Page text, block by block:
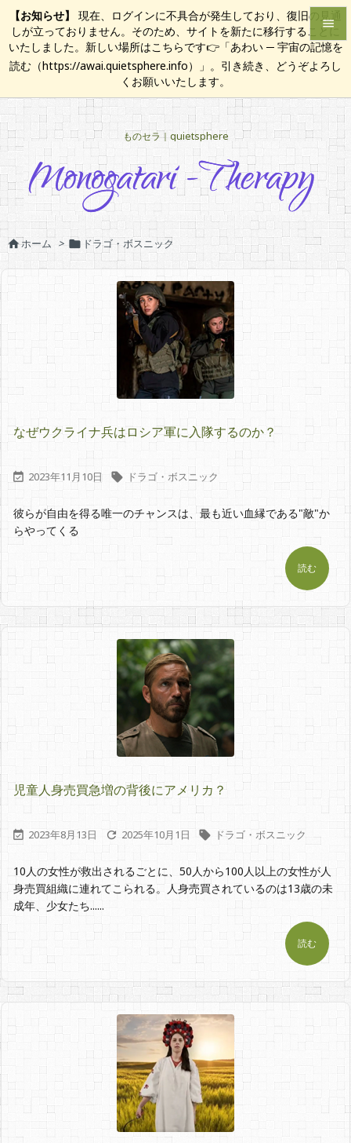
【お知らせ】
現在、ログインに不具合が発生しており、復旧の見通
しが立っておりません。そのため、サイトを新たに移行することに
いたしました。新しい場所はこちらです👉「あわい ─ 宇宙の記憶を
読む（https://awai.quietsphere.info）」。引き続き、どうぞよろし
くお願いいたします。
ものセラ｜quietsphere


メニュ

サイド


次へ

検索
ホーム >  ドラゴ・ボスニック
なぜウクライナ兵はロシア軍に入隊するのか？
 2023年11月10日  ドラゴ・ボスニック
彼らが自由を得る唯一のチャンスは、最も近い血縁である"敵"か
らやってくる
読む
児童人身売買急増の背後にアメリカ？
 2023年8月13日  2025年10月1日  ドラゴ・ボスニック
10人の女性が救出されるごとに、50人から100人以上の女性が人
身売買組織に連れてこられる。人身売買されているのは13歳の未
成年、少女たち......
読む